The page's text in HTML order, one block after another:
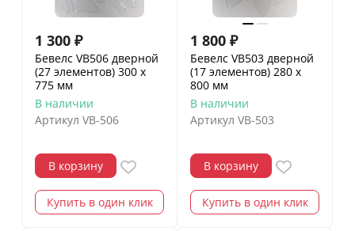
1 300 ₽
Бевелс VB506 дверной
(27 элементов) 300 х
775 мм
В наличии
Артикул VB-506
В корзину
Купить в один клик
1 800 ₽
Бевелс VB503 дверной
(17 элементов) 280 х
800 мм
В наличии
Артикул VB-503
В корзину
Купить в один клик